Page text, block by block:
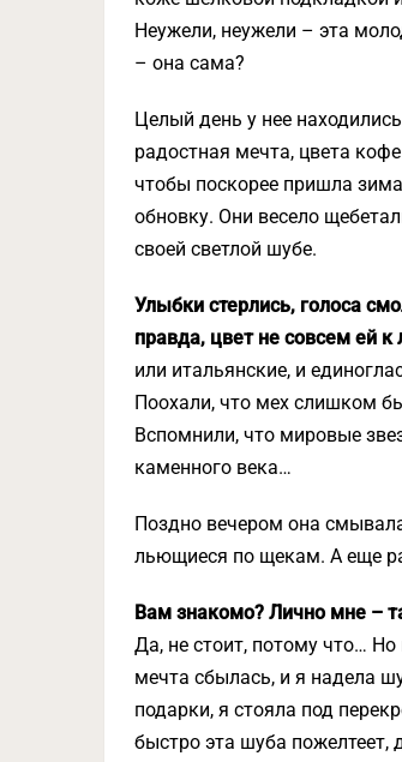
Неужели, неужели – эта
– она сама?
Целый день у нее
радостная мечта, цвета
чтобы поскорее пришла
обновку. Они весело
своей светлой шубе.
Улыбки стерлись, голоса
правда, цвет не совсем ей к
или итальянские, и
Поохали, что мех слишком
Вспомнили, что мировые
каменного века…
Поздно вечером она
льющиеся по щекам. А еще
Вам знакомо? Лично мне –
Да, не стоит, потому что…
мечта сбылась, и я надела
подарки, я стояла под
быстро эта шуба пожелтеет,